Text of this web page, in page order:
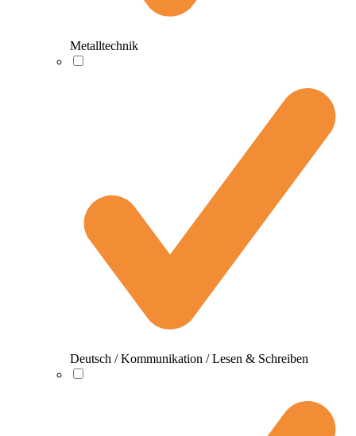
Metalltechnik
Deutsch / Kommunikation / Lesen & Schreiben